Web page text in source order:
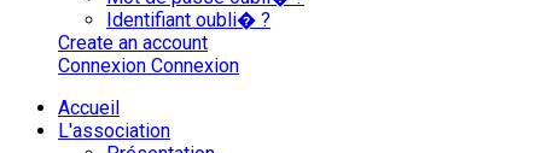
Identifiant oubli� ?
Create an account
Connexion Connexion
Accueil
L'association